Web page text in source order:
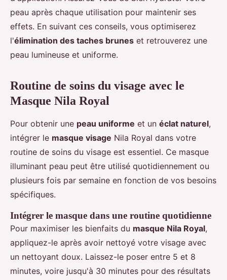
peau après chaque utilisation pour maintenir ses
effets. En suivant ces conseils, vous optimiserez
l'élimination des taches brunes et retrouverez une
peau lumineuse et uniforme.
Routine de soins du visage avec le
Masque Nila Royal
Pour obtenir une peau uniforme et un éclat naturel,
intégrer le masque visage Nila Royal dans votre
routine de soins du visage est essentiel. Ce masque
illuminant peau peut être utilisé quotidiennement ou
plusieurs fois par semaine en fonction de vos besoins
spécifiques.
Intégrer le masque dans une routine quotidienne
Pour maximiser les bienfaits du masque Nila Royal,
appliquez-le après avoir nettoyé votre visage avec
un nettoyant doux. Laissez-le poser entre 5 et 8
minutes, voire jusqu'à 30 minutes pour des résultats